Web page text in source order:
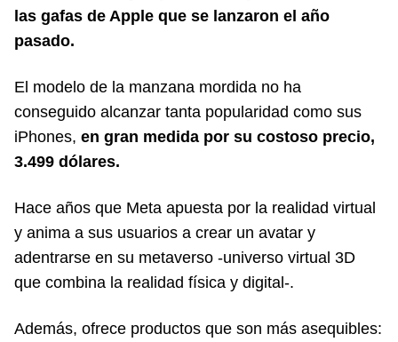
las gafas de Apple que se lanzaron el año
pasado.
El modelo de la manzana mordida no ha
conseguido alcanzar tanta popularidad como sus
iPhones, en gran medida por su costoso precio,
3.499 dólares.
Hace años que Meta apuesta por la realidad virtual
y anima a sus usuarios a crear un avatar y
adentrarse en su metaverso -universo virtual 3D
que combina la realidad física y digital-.
Además, ofrece productos que son más asequibles: